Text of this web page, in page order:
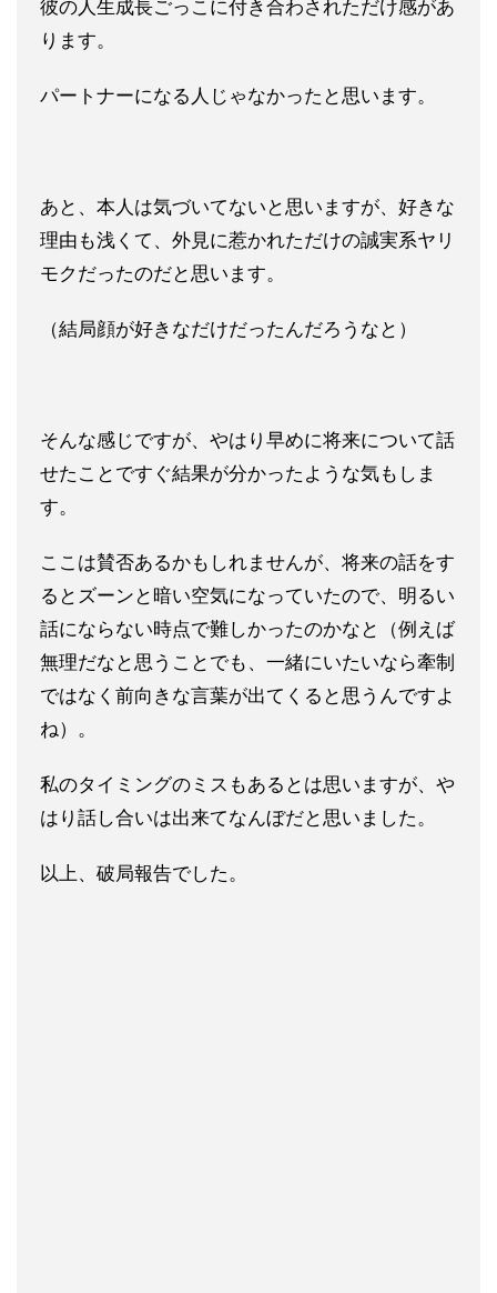
彼の人生成長ごっこに付き合わされただけ感があ
ります。
パートナーになる人じゃなかったと思います。
あと、本人は気づいてないと思いますが、好きな
理由も浅くて、外見に惹かれただけの誠実系ヤリ
モクだったのだと思います。
（結局顔が好きなだけだったんだろうなと）
そんな感じですが、やはり早めに将来について話
せたことですぐ結果が分かったような気もしま
す。
ここは賛否あるかもしれませんが、将来の話をす
るとズーンと暗い空気になっていたので、明るい
話にならない時点で難しかったのかなと（例えば
無理だなと思うことでも、一緒にいたいなら牽制
ではなく前向きな言葉が出てくると思うんですよ
ね）。
私のタイミングのミスもあるとは思いますが、や
はり話し合いは出来てなんぼだと思いました。
以上、破局報告でした。